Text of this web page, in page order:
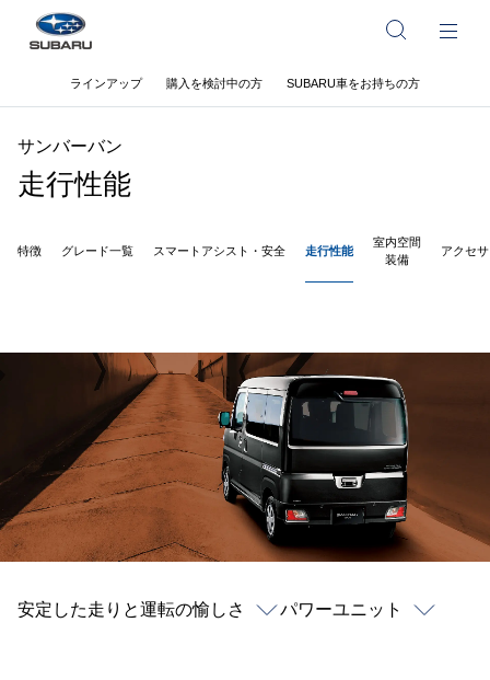
ラインアップ 購入を検討中の方 SUBARU車をお持ちの方
サンバーバン
走行性能
特徴 グレード一覧 スマートアシスト・安全 走行性能
室内空間
装備
アクセ
安定した走りと運転の愉しさ パワーユニット